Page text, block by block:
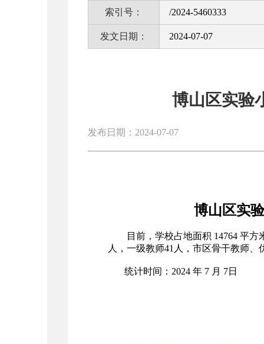
索引号： /2024-5460333
发文日期： 2024-07-07
博山区实验
发布日期：2024-07-07
博山区实
目前，学校占地面积 14764 平方
人，一级教师41人，市区骨干教师、
统计时间：2024 年 7 月 7日